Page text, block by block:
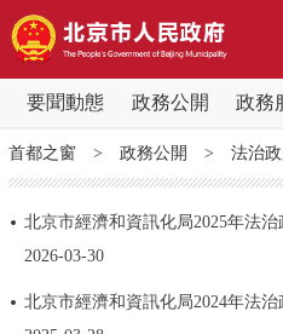
要聞動態 政務公開 政務
要聞動態
黨中央精神 國務
北京要聞 會議
各區熱點
首都之窗> 政務公開 > 法治
北京市經濟和資訊化局2025年法
2026-03-30
北京市經濟和資訊化局2024年法